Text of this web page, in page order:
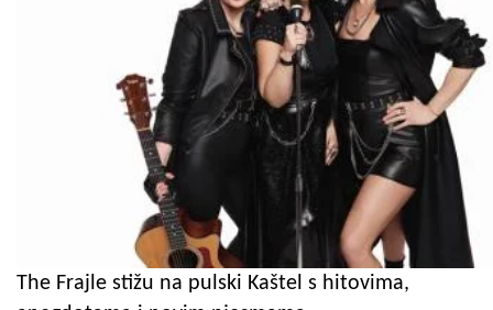
The Frajle stižu na pulski Kaštel s hitovima,